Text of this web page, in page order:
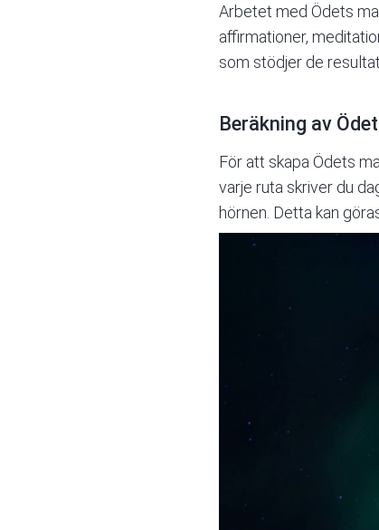
Arbetet med Ödets
affirmationer,
som stödjer de
Beräkning av
För att skapa Ödets
varje ruta skriver du
hörnen. Detta kan